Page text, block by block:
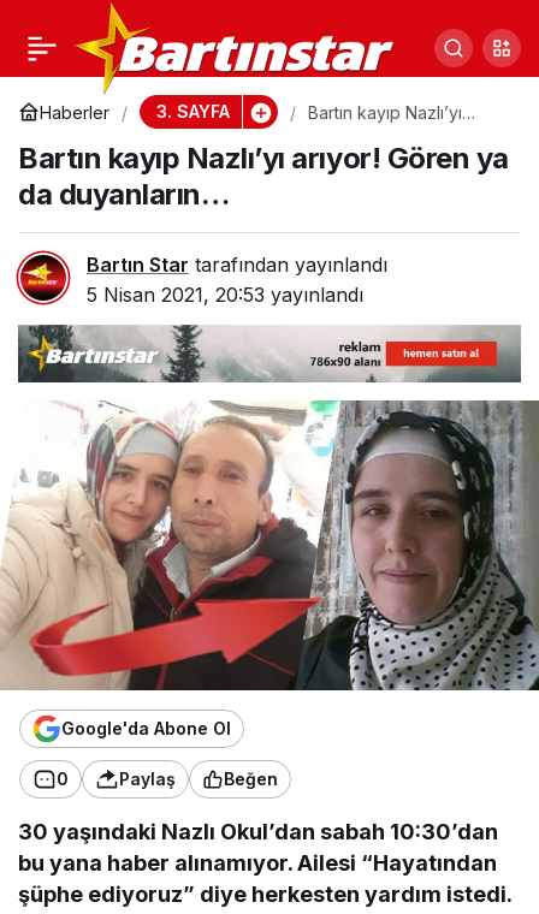
Haberler 3. SAYFA
Bartın kayıp Nazlı’yı
duyanların…
Bartın kayıp Nazlı’yı arıyor! Gören ya
da duyanların…
Bartın Star tarafından yayınlandı
5 Nisan 2021, 20:53 yayınlandı
Google'da Abone Ol
0 Paylaş Beğen
30 yaşındaki Nazlı Okul’dan sabah 10:30’dan
bu yana haber alınamıyor. Ailesi “Hayatından
şüphe ediyoruz” diye herkesten yardım istedi.
Bartın’da 4 köy ve 1
mahallede sandık
kurulacak
0 Paylaş